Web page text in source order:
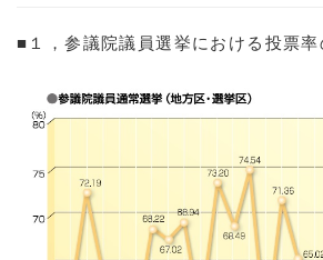
■１，参議院議員選挙における投票率